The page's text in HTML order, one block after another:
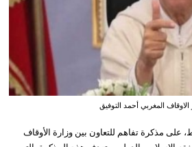
الاوقاف المغربي أحمد التوفيق
على مذكرة تفاهم للتعاون بين وزارة الأوقاف